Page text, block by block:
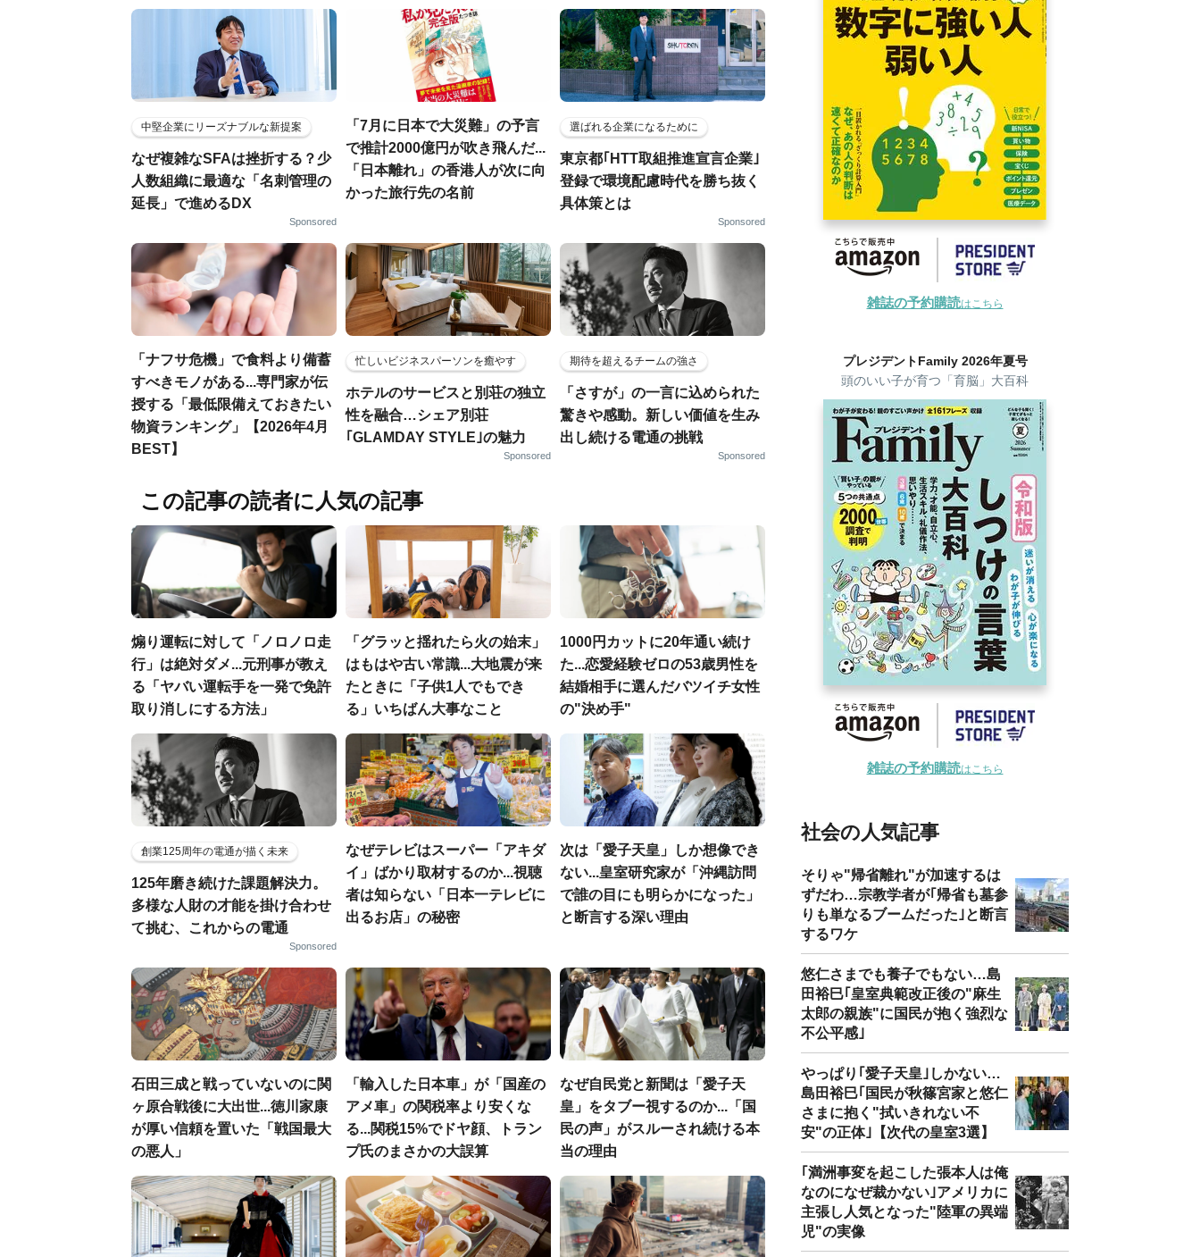
中堅企業にリーズナブルな新提案
なぜ複雑なSFAは挫折する？少
人数組織に最適な「名刺管理の
延長」で進めるDX
Sponsored
「7月に日本で大災難」の予言
で推計2000億円が吹き飛んだ...
「日本離れ」の香港人が次に向
かった旅行先の名前
選ばれる企業になるために
東京都｢HTT取組推進宣言企業｣
登録で環境配慮時代を勝ち抜く
具体策とは
Sponsored
「ナフサ危機」で食料より備蓄
すべきモノがある...専門家が伝
授する「最低限備えておきたい
物資ランキング」【2026年4月
BEST】
忙しいビジネスパーソンを癒やす
ホテルのサービスと別荘の独立
性を融合…シェア別荘
｢GLAMDAY STYLE｣の魅力
Sponsored
期待を超えるチームの強さ
「さすが」の一言に込められた
驚きや感動。新しい価値を生み
出し続ける電通の挑戦
Sponsored
この記事の読者に人気の記事
煽り運転に対して「ノロノロ走
行」は絶対ダメ...元刑事が教え
る「ヤバい運転手を一発で免許
取り消しにする方法」
「グラッと揺れたら火の始末」
はもはや古い常識...大地震が来
たときに「子供1人でもでき
る」いちばん大事なこと
1000円カットに20年通い続け
た...恋愛経験ゼロの53歳男性を
結婚相手に選んだバツイチ女性
の"決め手"
創業125周年の電通が描く未来
125年磨き続けた課題解決力。
多様な人財の才能を掛け合わせ
て挑む、これからの電通
Sponsored
なぜテレビはスーパー「アキダ
イ」ばかり取材するのか...視聴
者は知らない「日本一テレビに
出るお店」の秘密
次は「愛子天皇」しか想像でき
ない...皇室研究家が「沖縄訪問
で誰の目にも明らかになった」
と断言する深い理由
石田三成と戦っていないのに関
ヶ原合戦後に大出世...徳川家康
が厚い信頼を置いた「戦国最大
の悪人」
「輸入した日本車」が「国産の
アメ車」の関税率より安くな
る...関税15%でドヤ顔、トラン
プ氏のまさかの大誤算
なぜ自民党と新聞は「愛子天
皇」をタブー視するのか...「国
民の声」がスルーされ続ける本
当の理由
雑誌の予約購読はこちら
プレジデントFamily 2026年夏号
頭のいい子が育つ「育脳」大百科
雑誌の予約購読はこちら
社会の人気記事
そりゃ"帰省離れ"が加速するは
ずだわ…宗教学者が｢帰省も墓参
りも単なるブームだった｣と断言
するワケ
悠仁さまでも養子でもない…島
田裕巳｢皇室典範改正後の"麻生
太郎の親族"に国民が抱く強烈な
不公平感｣
やっぱり｢愛子天皇｣しかない…
島田裕巳｢国民が秋篠宮家と悠仁
さまに抱く"拭いきれない不
安"の正体｣【次代の皇室3選】
｢満洲事変を起こした張本人は俺
なのになぜ裁かない｣アメリカに
主張し人気となった"陸軍の異端
児"の実像